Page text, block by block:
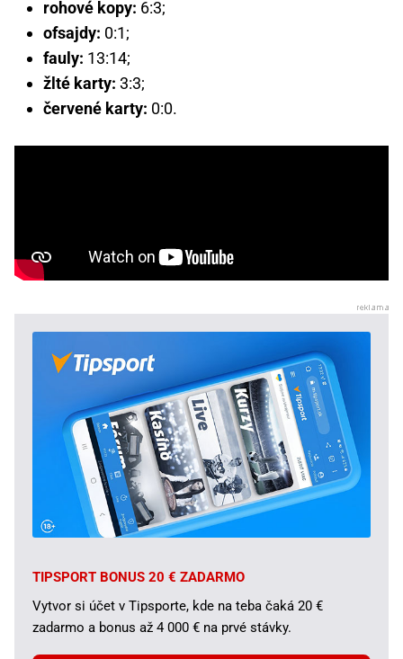
rohové kopy: 6:3;
ofsajdy: 0:1;
fauly: 13:14;
žlté karty: 3:3;
červené karty: 0:0.
TIPSPORT BONUS 20 € ZADARMO
Vytvor si účet v Tipsporte, kde na teba čaká 20 €
zadarmo a bonus až 4 000 € na prvé stávky.